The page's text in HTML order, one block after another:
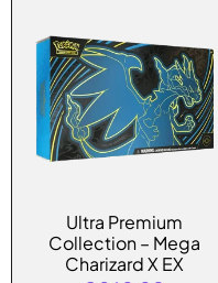
Ultra Premium
Collection – Mega
Charizard X EX